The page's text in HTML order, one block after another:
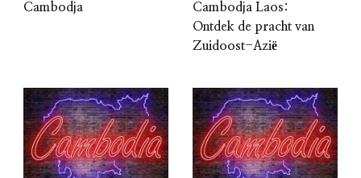
Cambodja
Cambodja Laos:
Ontdek de pracht van
Zuidoost-Azië